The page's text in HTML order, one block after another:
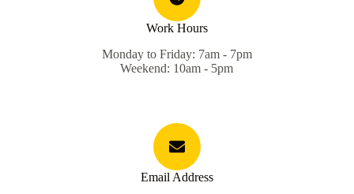
Work Hours
Monday to Friday: 7am - 7pm
Weekend: 10am - 5pm
Email Address